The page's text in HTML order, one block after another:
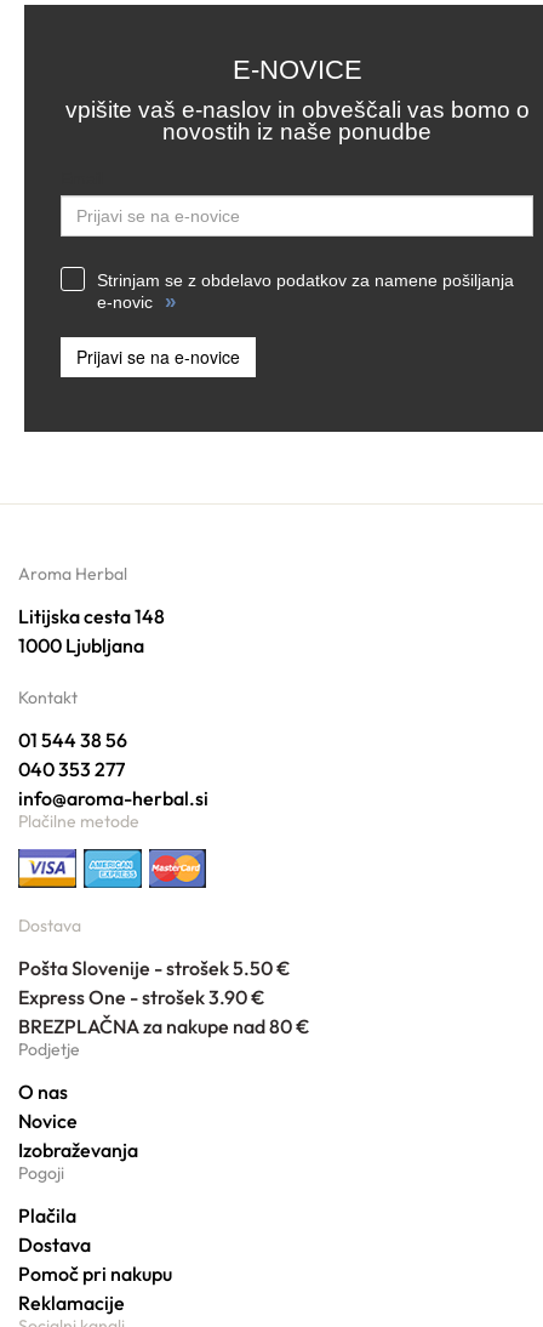
E-NOVICE
vpišite vaš e-naslov in obveščali vas bomo o
novostih iz naše ponudbe
Strinjam se z obdelavo podatkov za namene pošiljanja
e-novic
»
Prijavi se na e-novice
Aroma Herbal
Litijska cesta 148
1000 Ljubljana
Kontakt
01 544 38 56
040 353 277
info@aroma-herbal.si
Plačilne metode
Dostava
Pošta Slovenije - strošek 5.50 €
Express One - strošek 3.90 €
BREZPLAČNA za nakupe nad 80 €
Podjetje
O nas
Novice
Izobraževanja
Pogoji
Plačila
Dostava
Pomoč pri nakupu
Reklamacije